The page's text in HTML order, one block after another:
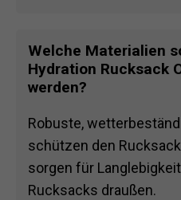
Welche Materialien
Hydration Rucksack
werden?
Robuste,
schützen den
sorgen für
Rucksacks draußen.